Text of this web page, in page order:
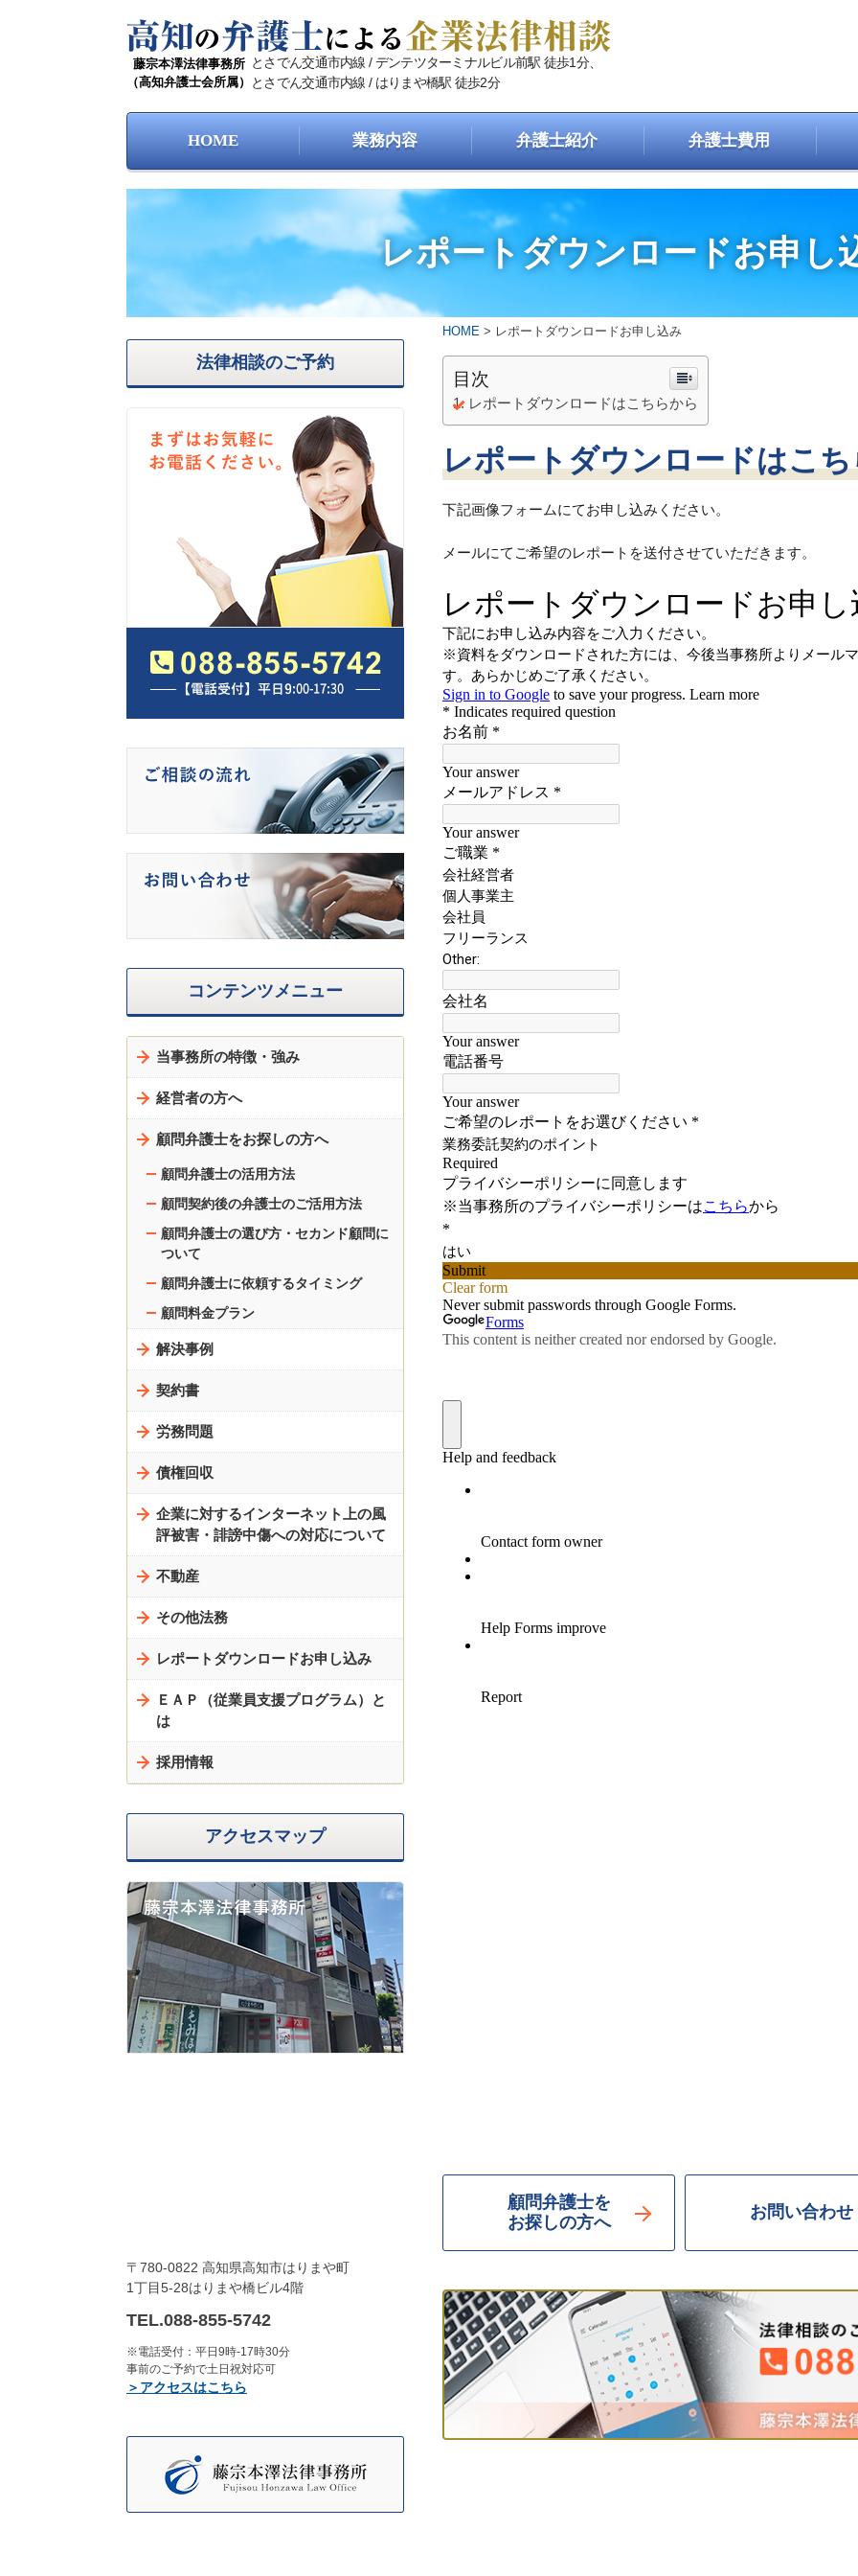
藤宗本澤法律事務所
（高知弁護士会所属）
とさでん交通市内線 / デンテツターミナルビル前駅 徒歩1分、
とさでん交通市内線 / はりまや橋駅 徒歩2分
HOME 業務内容 弁護士紹介 弁護士費用
レポートダウンロードお申し
HOME > レポートダウンロードお申し込み
目次
レポートダウンロードはこちらから
レポートダウンロードはこ
下記画像フォームにてお申し込みください。
メールにてご希望のレポートを送付させていただきます。
顧問弁護士を
お探しの方へ
お問い合わせ
法律相談のご予約
コンテンツメニュー
当事務所の特徴・強み
経営者の方へ
顧問弁護士をお探しの方へ
顧問弁護士の活用方法
顧問契約後の弁護士のご活用方法
顧問弁護士の選び方・セカンド顧問に
ついて
顧問弁護士に依頼するタイミング
顧問料金プラン
解決事例
契約書
労務問題
債権回収
企業に対するインターネット上の風
評被害・誹謗中傷への対応について
不動産
その他法務
レポートダウンロードお申し込み
ＥＡＰ（従業員支援プログラム）と
は
採用情報
アクセスマップ
〒780-0822 高知県高知市はりまや町
1丁目5-28はりまや橋ビル4階
TEL.088-855-5742
※電話受付：平日9時-17時30分
事前のご予約で土日祝対応可
＞アクセスはこちら